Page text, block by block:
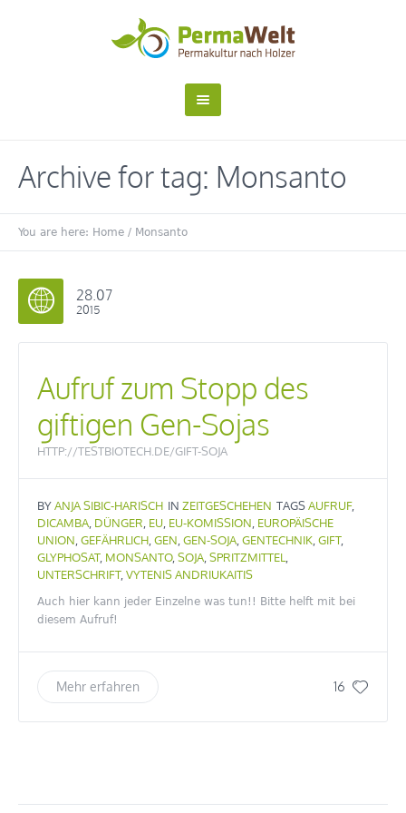
Archive for tag: Monsanto
You are here: Home / Monsanto
28.07
2015
Aufruf zum Stopp des
giftigen Gen-Sojas
HTTP://TESTBIOTECH.DE/GIFT-SOJA
BYANJA SIBIC-HARISCH IN ZEITGESCHEHEN TAGSAUFRUF,
DICAMBA, DÜNGER, EU, EU-KOMISSION, EUROPÄISCHE
UNION,GEFÄHRLICH,GEN,GEN-SOJA,GENTECHNIK,GIFT,
GLYPHOSAT, MONSANTO,SOJA,SPRITZMITTEL,
UNTERSCHRIFT,VYTENIS ANDRIUKAITIS
Auch hier kann jeder Einzelne was tun!! Bitte helft mit bei
diesem Aufruf!
16
Mehr erfahren